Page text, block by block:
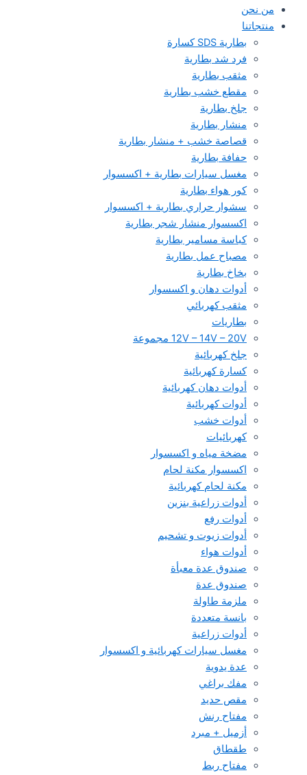
من نحن
منتجاتنا
بطارية SDS كسارة
فرد شد بطارية
مثقب بطارية
مقطع خشب بطارية
جلخ بطارية
منشار بطارية
قصاصة خشب + منشار بطارية
حفافة بطارية
مغسل سيارات بطارية + اكسسوار
كور هواء بطارية
سشوار حراري بطارية + اكسسوار
اكسسوار منشار شجر بطارية
كباسة مسامير بطارية
مصباح عمل بطارية
بخاخ بطارية
أدوات دهان و اكسسوار
مثقب كهربائي
بطاريات
12V – 14V – 20V مجموعة
جلخ كهربائية
كسارة كهربائية
أدوات دهان كهربائية
أدوات كهربائية
أدوات خشب
كهربائيات
مضخة مياه و اكسسوار
اكسسوار مكنة لحام
مكنة لحام كهربائية
أدوات زراعية بنزين
أدوات رفع
أدوات زيوت و تشحيم
أدوات هواء
صندوق عدة معبأة
صندوق عدة
ملزمة طاولة
بانسة متعددة
أدوات زراعية
مغسل سيارات كهربائية و اكسسوار
عدة يدوية
مفك براغي
مقص حديد
مفتاح رنش
أزميل + مبرد
طقطاق
مفتاح ربط